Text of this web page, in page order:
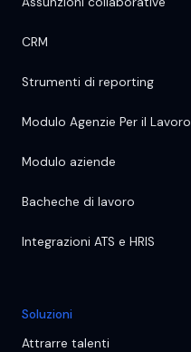
CRM
Strumenti di reporting
Modulo Agenzie Per il Lavoro
Modulo aziende
Bacheche di lavoro
Integrazioni ATS e HRIS
Soluzioni
Attrarre talenti